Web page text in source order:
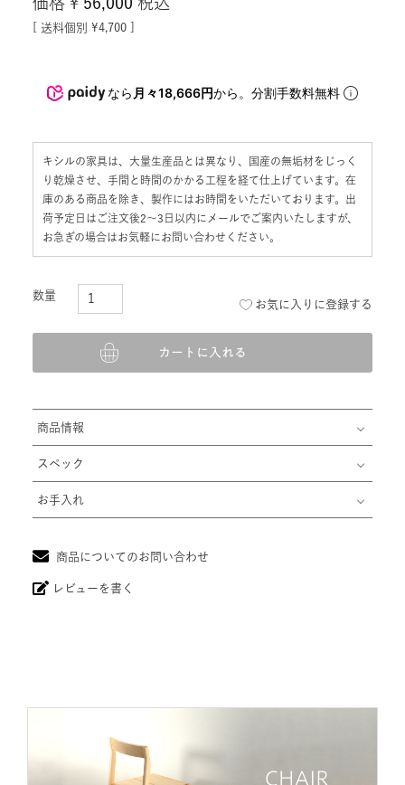
送料個別 ¥4,700
なら 月々18,666円から。分割手数料無料
キシルの家具は、大量生産品とは異なり、国産の無垢材をじっく
り乾燥させ、手間と時間のかかる工程を経て仕上げています。在
庫のある商品を除き、製作にはお時間をいただいております。出
荷予定日はご注文後2〜3日以内にメールでご案内いたしますが、
お急ぎの場合はお気軽にお問い合わせください。
お気に入りに登録する
カートに入れる
商品情報
スペック
お手入れ
商品についてのお問い合わせ
レビューを書く